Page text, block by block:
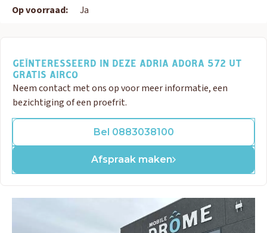
Op voorraad: Ja
GEÏNTERESSEERD IN DEZE ADRIA ADORA 572 UT
GRATIS AIRCO
Neem contact met ons op voor meer informatie, een
bezichtiging of een proefrit.
Bel 0883038100
Afspraak maken